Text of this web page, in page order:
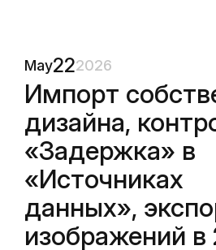
May222026
Импорт
дизайна,
«Задержка» в
«Источниках
данных»,
изображений в